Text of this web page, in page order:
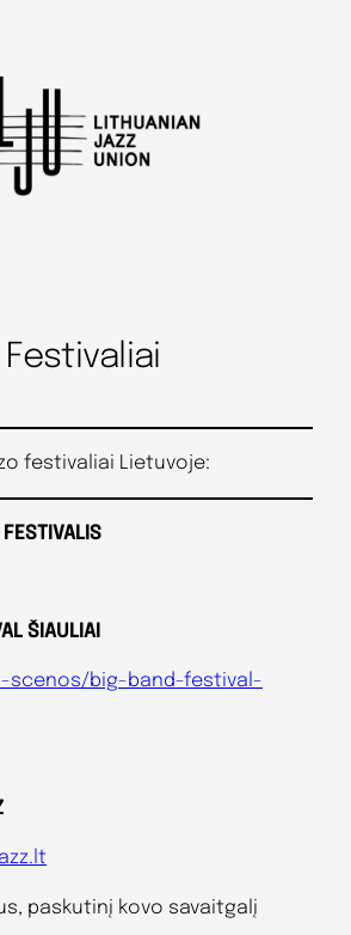
Festivaliai
festivaliai Lietuvoje:
ŠIAULIAI
scenos/big-band-festival-
paskutinį kovo savaitgalį